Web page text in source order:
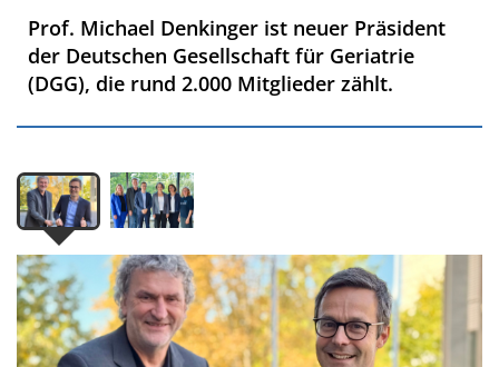
Prof. Michael Denkinger ist neuer Präsident
der Deutschen Gesellschaft für Geriatrie
(DGG), die rund 2.000 Mitglieder zählt.